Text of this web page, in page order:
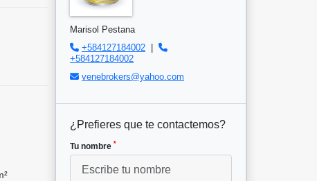
Marisol Pestana
+584127184002 |
+584127184002
venebrokers@yahoo.com
¿Prefieres que te contactemos?
Tu nombre *